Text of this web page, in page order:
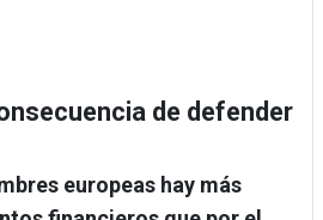
de defender
europeas hay más